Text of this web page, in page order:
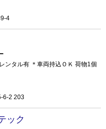
4
ンタル有 ＊車両持込ＯＫ 荷物1個
6-2 203
ック